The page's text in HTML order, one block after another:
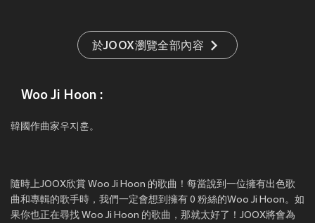
於JOOX瀏覽全部內容
Woo Ji Hoon :
韓國作曲家우지훈。
隨時上JOOX欣賞 Woo Ji Hoon 的歌曲！每當說到一位擁有出色歌
曲和專輯的歌手時，我們一定會想到擁有 0 粉絲的Woo Ji Hoon。如
果你也正在尋找 Woo Ji Hoon 的歌曲，那就太好了！JOOX將會為